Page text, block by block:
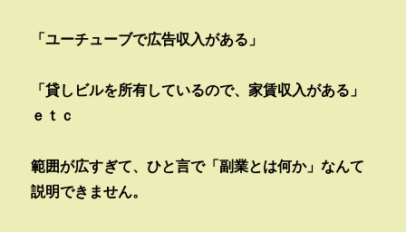
「ユーチューブで広告収入がある」
「貸しビルを所有しているので、家賃収入がある」
ｅｔｃ
範囲が広すぎて、ひと言で「副業とは何か」なんて
説明できません。